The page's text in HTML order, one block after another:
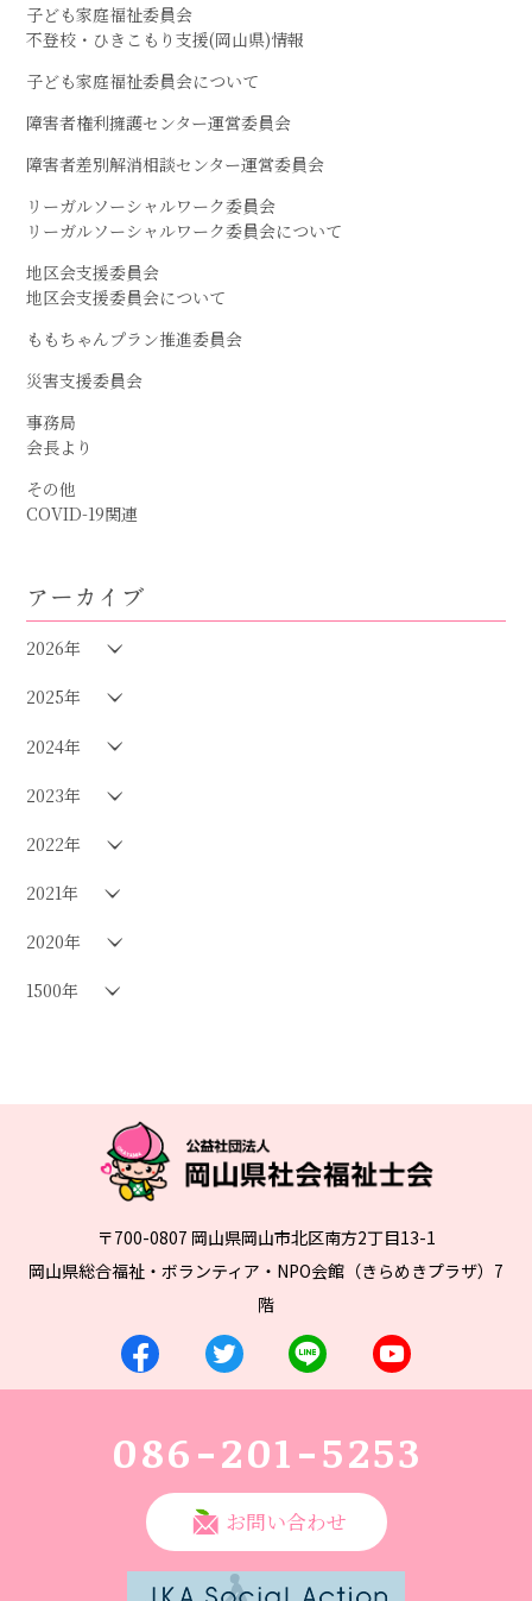
子ども家庭福祉委員会
不登校・ひきこもり支援(岡山県)情報
子ども家庭福祉委員会について
障害者権利擁護センター運営委員会
障害者差別解消相談センター運営委員会
リーガルソーシャルワーク委員会
リーガルソーシャルワーク委員会について
地区会支援委員会
地区会支援委員会について
ももちゃんプラン推進委員会
災害支援委員会
事務局
会長より
その他
COVID-19関連
アーカイブ
2026年
2025年
2024年
2023年
2022年
2021年
2020年
1500年
〒700-0807 岡山県岡山市北区南方2丁目13-1
岡山県総合福祉・ボランティア・NPO会館（きらめきプラザ）7
階
086-201-5253
お問い合わせ